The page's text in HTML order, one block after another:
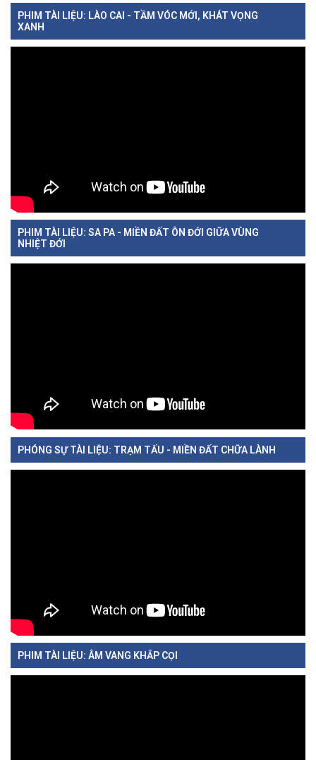
PHIM TÀI LIỆU: LÀO CAI - TẦM VÓC MỚI, KHÁT VỌNG
XANH
PHIM TÀI LIỆU: SA PA - MIỀN ĐẤT ÔN ĐỚI GIỮA VÙNG
NHIỆT ĐỚI
PHÓNG SỰ TÀI LIỆU: TRẠM TẤU - MIỀN ĐẤT CHỮA LÀNH
PHIM TÀI LIỆU: ÂM VANG KHẮP CỌI